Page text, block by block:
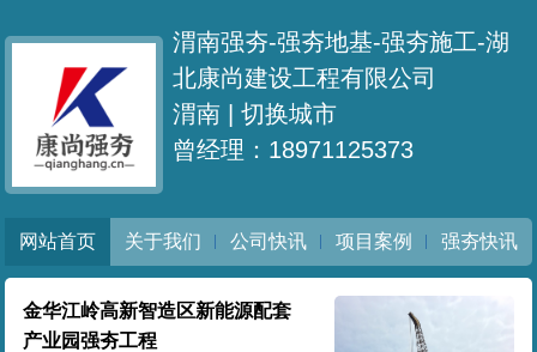
渭南强夯-强夯地基-强夯施工-湖
北康尚建设工程有限公司
渭南 |切换城市
曾经理：18971125373
网站首页 关于我们 公司快讯 项目案例 强夯快讯
金华江岭高新智造区新能源配套
产业园强夯工程